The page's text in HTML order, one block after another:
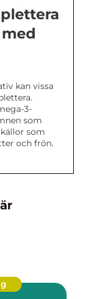
kan vissa
3-
som
som
och frön.